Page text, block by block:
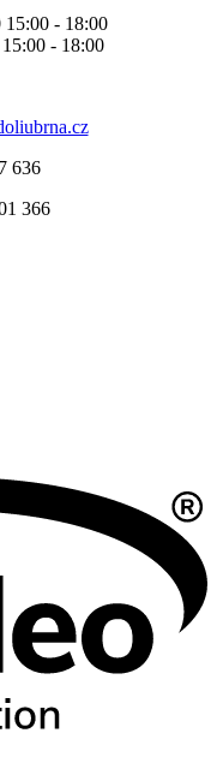
15:00 - 18:00
- 18:00
636
366